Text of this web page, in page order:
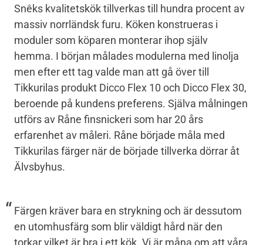
Snêks kvalitetskök tillverkas till hundra procent av
massiv norrländsk furu. Köken konstrueras i
moduler som köparen monterar ihop själv
hemma. I början målades modulerna med linolja
men efter ett tag valde man att gå över till
Tikkurilas produkt Dicco Flex 10 och Dicco Flex 30,
beroende på kundens preferens. Själva målningen
utförs av Råne finsnickeri som har 20 års
erfarenhet av måleri. Råne började måla med
Tikkurilas färger när de började tillverka dörrar åt
Älvsbyhus.
Färgen kräver bara en strykning och är dessutom
en utomhusfärg som blir väldigt hård när den
torkar vilket är bra i ett kök. Vi är måna om att våra